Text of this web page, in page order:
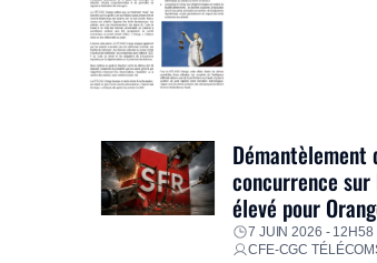
Démantèlement
concurrence
élevé pour
7 JUIN 2026 - 12H58
CFE-CGC